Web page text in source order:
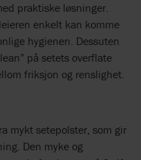
praktiske løsninger.
enkelt kan komme
hygienen. Dessuten
på setets overflate
friksjon og renslighet.
mykt setepolster, som gir
Den myke og